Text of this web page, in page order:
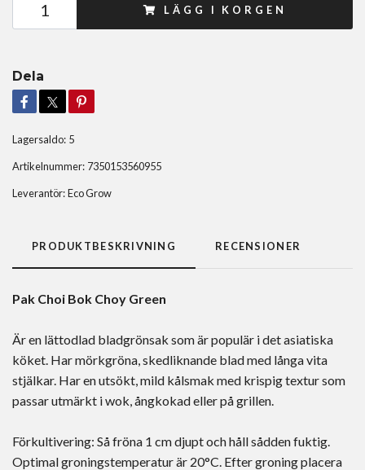
LÄGG I KORGEN
Dela
Lagersaldo: 5
Artikelnummer: 7350153560955
Leverantör:Eco Grow
PRODUKTBESKRIVNING RECENSIONER
Pak Choi Bok Choy Green
Är en lättodlad bladgrönsak som är populär i det asiatiska
köket. Har mörkgröna, skedliknande blad med långa vita
stjälkar. Har en utsökt, mild kålsmak med krispig textur som
passar utmärkt i wok, ångkokad eller på grillen.
Förkultivering: Så fröna 1 cm djupt och håll sådden fuktig.
Optimal groningstemperatur är 20°C. Efter groning placera